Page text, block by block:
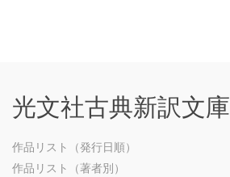
光文社古典新訳文庫
作品リスト（発行日順）
作品リスト（著者別）